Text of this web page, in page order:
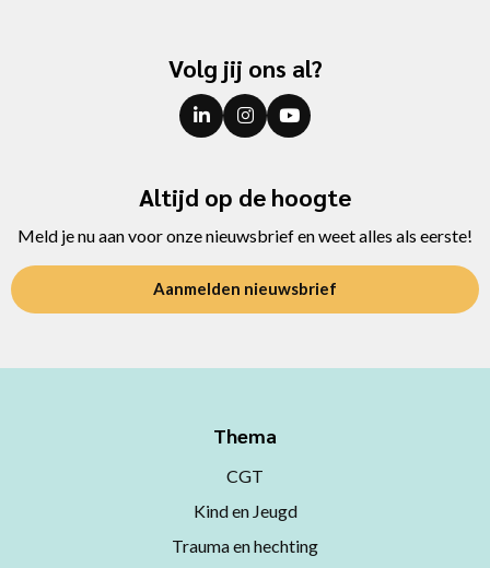
Volg jij ons al?
Altijd op de hoogte
Meld je nu aan voor onze nieuwsbrief en weet alles als eerste!
Aanmelden nieuwsbrief
Thema
CGT
Kind en Jeugd
Trauma en hechting